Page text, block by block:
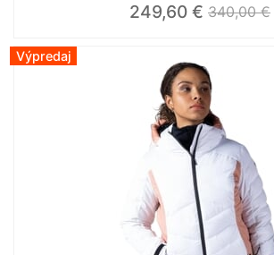
249,60 € 340,00 €
Výpredaj